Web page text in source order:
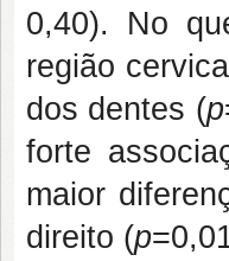
0,40). No
região
dos dentes (p
forte
maior
direito (p